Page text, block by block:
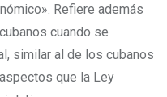
Refiere además
cuando se
similar al de los cubanos
que la Ley